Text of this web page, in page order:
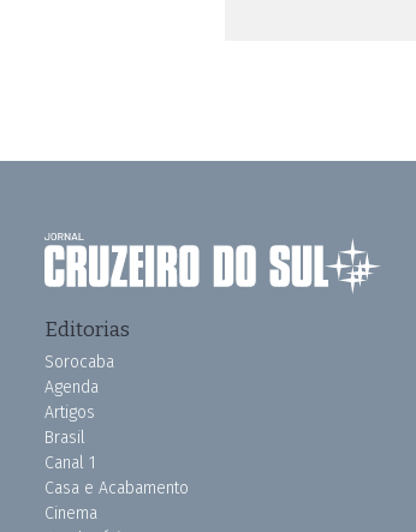
Editorias
Sorocaba
Agenda
Artigos
Brasil
Canal 1
Casa e Acabamento
Cinema